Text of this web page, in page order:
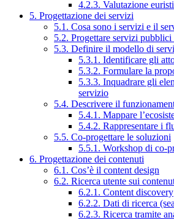
4.2.3. Valutazione
5. Progettazione dei servizi
5.1. Cosa sono i servizi e il
5.2. Progettare servizi
5.3. Definire il modello di
5.3.1. Identificare gli
5.3.2. Formulare la
5.3.3. Inquadrare gli
servizio
5.4. Descrivere il
5.4.1. Mappare
5.4.2. Rappresentare i
5.5. Co-progettare le soluzioni
5.5.1. Workshop di co-
6. Progettazione dei contenuti
6.1. Cos’è il content design
6.2. Ricerca utente sui
6.2.1. Content discovery
6.2.2. Dati di ricerca
6.2.3. Ricerca tramite